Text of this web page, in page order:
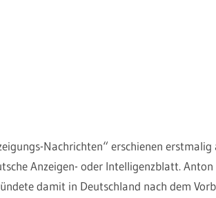
Nachrichten“ erschienen erstmalig
Anzeigen- oder Intelligenzblatt. Anton
damit in Deutschland nach dem